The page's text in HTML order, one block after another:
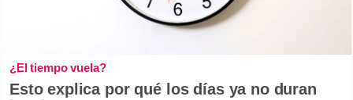
¿El tiempo vuela?
Esto explica por qué los días ya no duran